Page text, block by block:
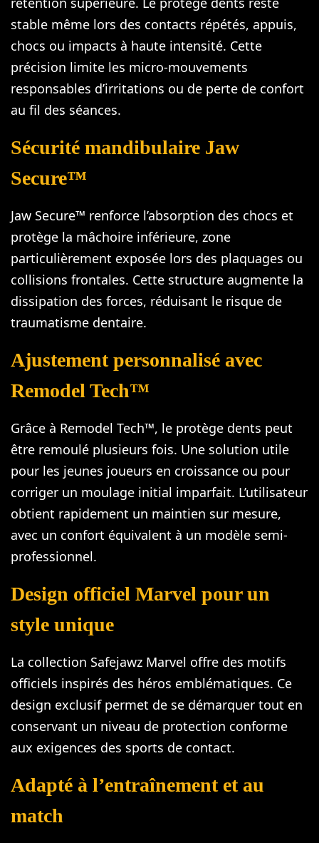
stable même lors des contacts répétés, appuis,
chocs ou impacts à haute intensité. Cette
précision limite les micro-mouvements
responsables d’irritations ou de perte de confort
au fil des séances.
Sécurité mandibulaire Jaw
Secure™
Jaw Secure™ renforce l’absorption des chocs et
protège la mâchoire inférieure, zone
particulièrement exposée lors des plaquages ou
collisions frontales. Cette structure augmente la
dissipation des forces, réduisant le risque de
traumatisme dentaire.
Ajustement personnalisé avec
Remodel Tech™
Grâce à Remodel Tech™, le protège dents peut
être remoulé plusieurs fois. Une solution utile
pour les jeunes joueurs en croissance ou pour
corriger un moulage initial imparfait. L’utilisateur
obtient rapidement un maintien sur mesure,
avec un confort équivalent à un modèle semi-
professionnel.
Design officiel Marvel pour un
style unique
La collection Safejawz Marvel offre des motifs
officiels inspirés des héros emblématiques. Ce
design exclusif permet de se démarquer tout en
conservant un niveau de protection conforme
aux exigences des sports de contact.
Adapté à l’entraînement et au
match